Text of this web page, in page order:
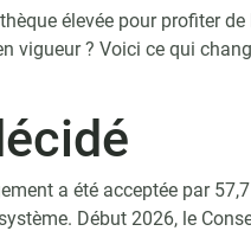
élevée pour profiter
vigueur ? Voici ce qui
a été acceptée par
Début 2026, le